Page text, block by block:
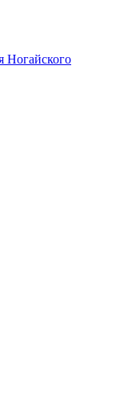
Ногайского